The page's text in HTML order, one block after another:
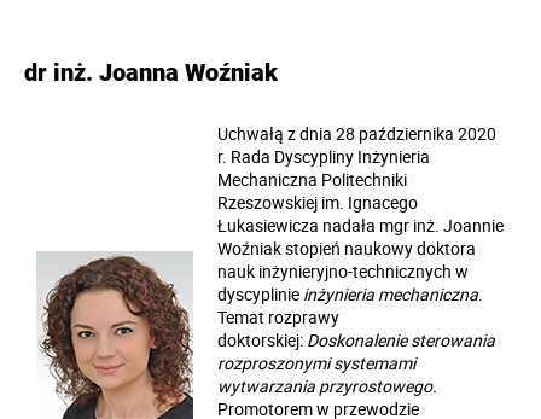
dr inż. Joanna Woźniak
Uchwałą z dnia 28 października 2020
r. Rada Dyscypliny Inżynieria
Mechaniczna Politechniki
Rzeszowskiej im. Ignacego
Łukasiewicza nadała mgr inż. Joannie
Woźniak stopień naukowy doktora
nauk inżynieryjno-technicznych w
dyscyplinie inżynieria mechaniczna.
Temat rozprawy
doktorskiej: Doskonalenie sterowania
rozproszonymi systemami
wytwarzania przyrostowego.
Promotorem w przewodzie